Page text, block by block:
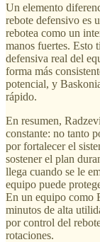
Un elemento
rebote defensivo es
rebotea como un
manos fuertes. Esto
defensiva real del
forma más
potencial, y
rápido.
En resumen,
constante: no tanto
por fortalecer el
sostener el plan
llega cuando se le
equipo puede
En un equipo como
minutos de alta
por control del
rotaciones.